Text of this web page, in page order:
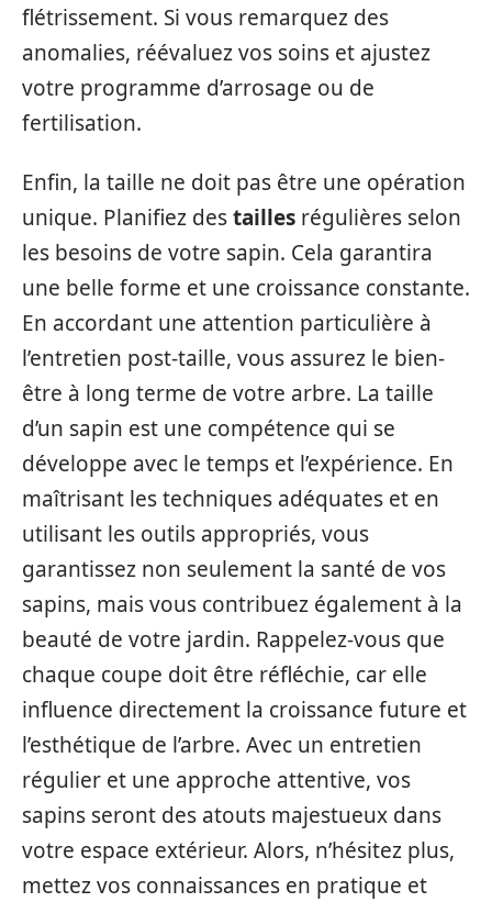
flétrissement. Si vous remarquez des
anomalies, réévaluez vos soins et ajustez
votre programme d’arrosage ou de
fertilisation.
Enfin, la taille ne doit pas être une opération
unique. Planifiez destailles régulières selon
les besoins de votre sapin. Cela garantira
une belle forme et une croissance constante.
En accordant une attention particulière à
l’entretien post-taille, vous assurez le bien-
être à long terme de votre arbre. La taille
d’un sapin est une compétence qui se
développe avec le temps et l’expérience. En
maîtrisant les techniques adéquates et en
utilisant les outils appropriés, vous
garantissez non seulement la santé de vos
sapins, mais vous contribuez également à la
beauté de votre jardin. Rappelez-vous que
chaque coupe doit être réfléchie, car elle
influence directement la croissance future et
l’esthétique de l’arbre. Avec un entretien
régulier et une approche attentive, vos
sapins seront des atouts majestueux dans
votre espace extérieur. Alors, n’hésitez plus,
mettez vos connaissances en pratique et